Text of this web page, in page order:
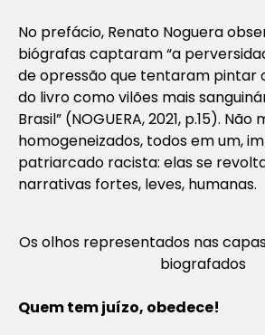
No prefácio, Renato Noguera
biógrafas captaram “a
de opressão que tentaram pintar
do livro como vilões mais
Brasil” (NOGUERA, 2021, p.15).
homogeneizados, todos em um,
patriarcado racista: elas se
narrativas fortes, leves, humanas.
Os olhos representados nas
biografados
Quem tem juízo, obedece!